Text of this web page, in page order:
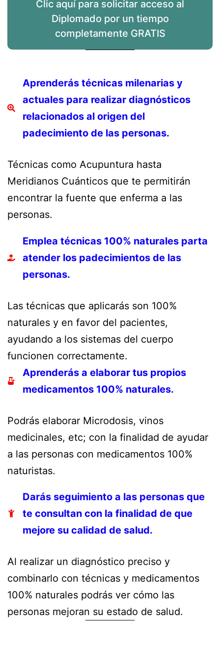
Clic aquí para solicitar acceso al
Diplomado por un tiempo
completamente GRATIS
Aprenderás técnicas milenarias y
actuales para realizar diagnósticos
relacionados al origen del
padecimiento de las personas.
Técnicas como Acupuntura hasta
Meridianos Cuánticos que te permitirán
encontrar la fuente que enferma a las
personas.
Emplea técnicas 100% naturales parta
atender los padecimientos de las
personas.
Las técnicas que aplicarás son 100%
naturales y en favor del pacientes,
ayudando a los sistemas del cuerpo
funcionen correctamente.
Aprenderás a elaborar tus propios
medicamentos 100% naturales.
Podrás elaborar Microdosis, vinos
medicinales, etc; con la finalidad de ayudar
a las personas con medicamentos 100%
naturistas.
Darás seguimiento a las personas que
te consultan con la finalidad de que
mejore su calidad de salud.
Al realizar un diagnóstico preciso y
combinarlo con técnicas y medicamentos
100% naturales podrás ver cómo las
personas mejoran su estado de salud.